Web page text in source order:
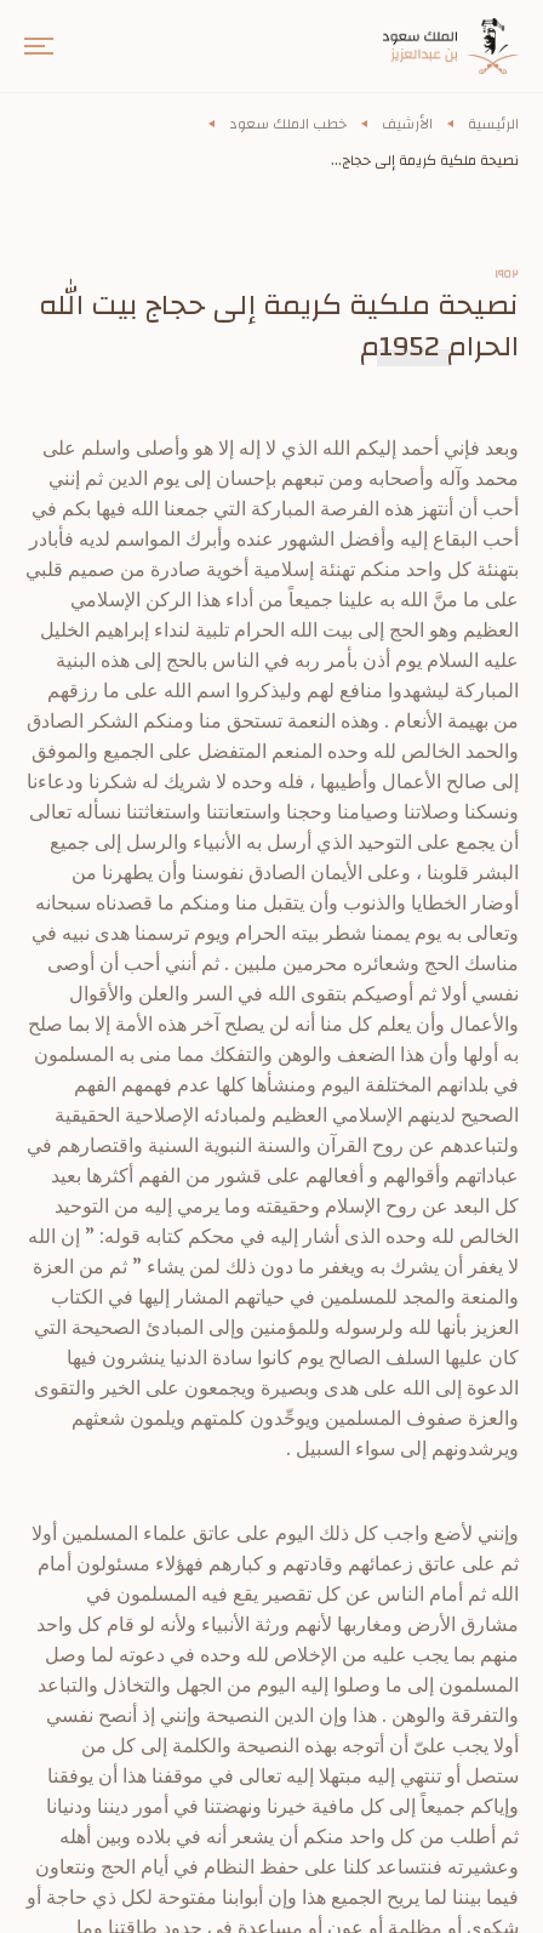
الرئيسية الأرشيف
خطب الملك سعود
نصيحة ملكية كريمة إلى حجاج...
١٩٥٢
نصيحة ملكية كريمة إلى حجاج بيت الله
الحرام 1952م
وبعد فإني أحمد إليكم الله الذي لا إله إلا هو وأصلى واسلم على
محمد وآله وأصحابه ومن تبعهم بإحسان إلى يوم الدين ثم إنني
أحب أن أنتهز هذه الفرصة المباركة التي جمعنا الله فيها بكم في
أحب البقاع إليه وأفضل الشهور عنده وأبرك المواسم لديه فأبادر
بتهنئة كل واحد منكم تهنئة إسلامية أخوية صادرة من صميم قلبي
على ما منَّ الله به علينا جميعاً من أداء هذا الركن الإسلامي
العظيم وهو الحج إلى بيت الله الحرام تلبية لنداء إبراهيم الخليل
عليه السلام يوم أذن بأمر ربه في الناس بالحج إلى هذه البنية
المباركة ليشهدوا منافع لهم وليذكروا اسم الله على ما رزقهم
من بهيمة الأنعام . وهذه النعمة تستحق منا ومنكم الشكر الصادق
والحمد الخالص لله وحده المنعم المتفضل على الجميع والموفق
إلى صالح الأعمال وأطيبها ، فله وحده لا شريك له شكرنا ودعاءنا
ونسكنا وصلاتنا وصيامنا وحجنا واستعانتنا واستغاثتنا نسأله تعالى
أن يجمع على التوحيد الذي أرسل به الأنبياء والرسل إلى جميع
البشر قلوبنا ، وعلى الأيمان الصادق نفوسنا وأن يطهرنا من
أوضار الخطايا والذنوب وأن يتقبل منا ومنكم ما قصدناه سبحانه
وتعالى به يوم يممنا شطر بيته الحرام ويوم ترسمنا هدى نبيه في
مناسك الحج وشعائره محرمين ملبين . ثم أنني أحب أن أوصى
نفسي أولا ثم أوصيكم بتقوى الله في السر والعلن والأقوال
والأعمال وأن يعلم كل منا أنه لن يصلح آخر هذه الأمة إلا بما صلح
به أولها وأن هذا الضعف والوهن والتفكك مما منى به المسلمون
في بلدانهم المختلفة اليوم ومنشأها كلها عدم فهمهم الفهم
الصحيح لدينهم الإسلامي العظيم ولمبادئه الإصلاحية الحقيقية
ولتباعدهم عن روح القرآن والسنة النبوية السنية واقتصارهم في
عباداتهم وأقوالهم و أفعالهم على قشور من الفهم أكثرها بعيد
كل البعد عن روح الإسلام وحقيقته وما يرمي إليه من التوحيد
الخالص لله وحده الذى أشار إليه في محكم كتابه قوله: ” إن الله
لا يغفر أن يشرك به ويغفر ما دون ذلك لمن يشاء ” ثم من العزة
والمنعة والمجد للمسلمين في حياتهم المشار إليها في الكتاب
العزيز بأنها لله ولرسوله وللمؤمنين وإلى المبادئ الصحيحة التي
كان عليها السلف الصالح يوم كانوا سادة الدنيا ينشرون فيها
الدعوة إلى الله على هدى وبصيرة ويجمعون على الخير والتقوى
والعزة صفوف المسلمين ويوحِّدون كلمتهم ويلمون شعثهم
ويرشدونهم إلى سواء السبيل .
وإنني لأضع واجب كل ذلك اليوم على عاتق علماء المسلمين أولا
ثم على عاتق زعمائهم وقادتهم و كبارهم فهؤلاء مسئولون أمام
الله ثم أمام الناس عن كل تقصير يقع فيه المسلمون في
مشارق الأرض ومغاربها لأنهم ورثة الأنبياء ولأنه لو قام كل واحد
منهم بما يجب عليه من الإخلاص لله وحده في دعوته لما وصل
المسلمون إلى ما وصلوا إليه اليوم من الجهل والتخاذل والتباعد
والتفرقة والوهن . هذا وإن الدين النصيحة وإنني إذ أنصح نفسي
أولا يجب علىّ أن أتوجه بهذه النصيحة والكلمة إلى كل من
ستصل أو تنتهي إليه مبتهلا إليه تعالى في موقفنا هذا أن يوفقنا
وإياكم جميعاً إلى كل مافية خيرنا ونهضتنا في أمور ديننا ودنيانا
ثم أطلب من كل واحد منكم أن يشعر أنه في بلاده وبين أهله
وعشيرته فنتساعد كلنا على حفظ النظام في أيام الحج ونتعاون
فيما بيننا لما يريح الجميع هذا وإن أبوابنا مفتوحة لكل ذي حاجة أو
شكوى أو مظلمة أو عون أو مساعدة في حدود طاقتنا وما